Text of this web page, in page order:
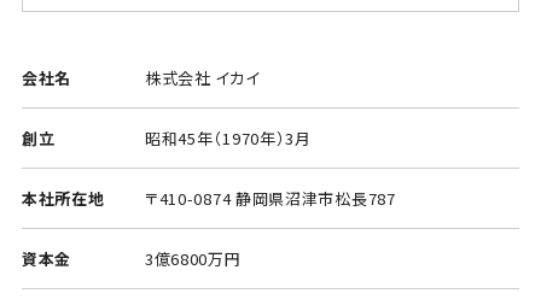
会社名 株式会社 イカイ
創立 昭和45年（1970年）3月
本社所在地 〒410-0874 静岡県沼津市松長787
資本金 3億6800万円